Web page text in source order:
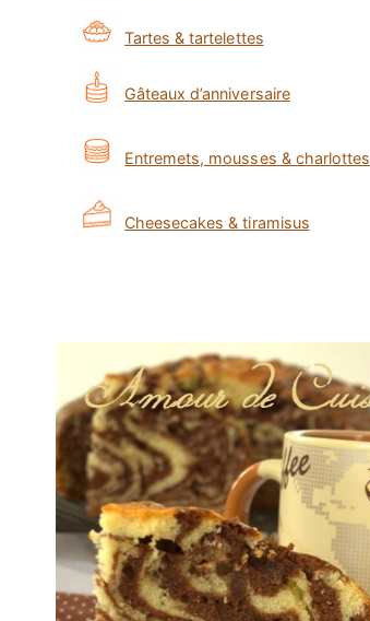
Tartes & tartelettes
Gâteaux d’anniversaire
Entremets, mousses & charlottes
Cheesecakes & tiramisus